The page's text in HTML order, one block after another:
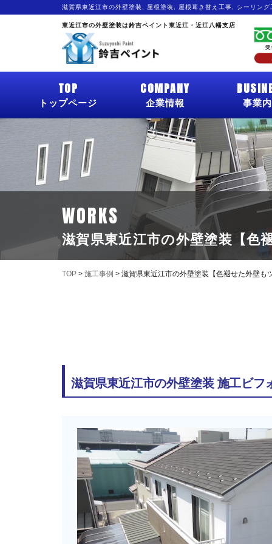
滋賀県東近江市の外壁塗装, 屋根塗装, 屋根葺き替え工事, シーリン
東近江市の外壁塗装は鈴吉ペイント東近江・近江八幡支店
TOP
トップページ
COMPANY
企業情報 事業
WORKS
滋賀県東近江市の外壁塗装【色
TOP > 施工事例 > 滋賀県東近江市の外壁塗装【色褪せた外壁も
滋賀県東近江市の外壁塗装 施工ビフ